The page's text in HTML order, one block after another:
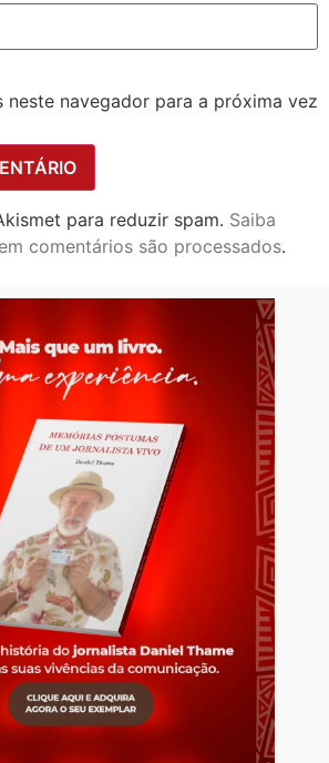
neste navegador para a próxima vez
para reduzir spam. Saiba
comentários são processados.